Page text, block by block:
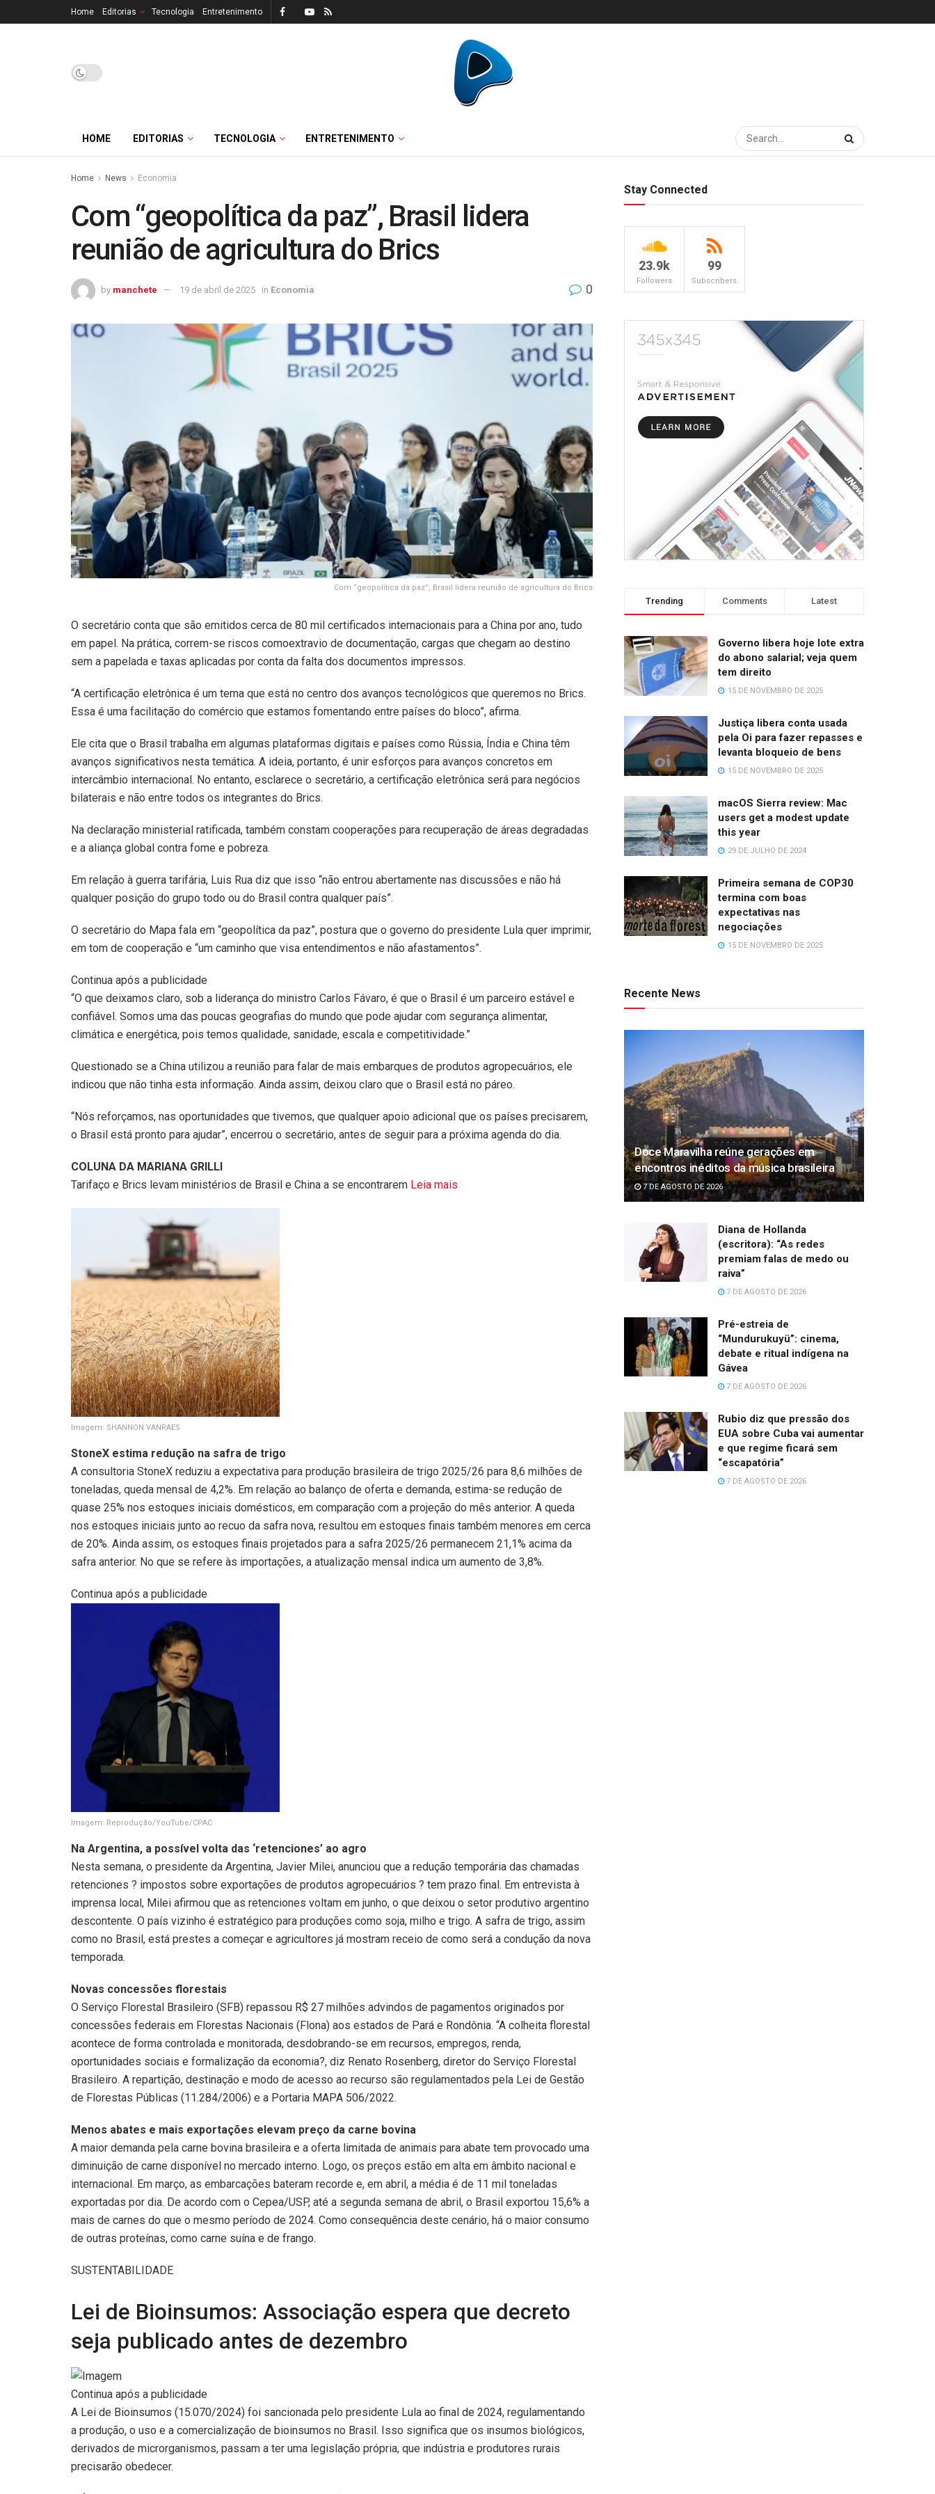
Home Editorias Tecnologia Entretenimento
HOME EDITORIAS TECNOLOGIA ENTRETENIMENTO
Home News Economia
Com “geopolítica da paz”, Brasil lidera
reunião de agricultura do Brics
by manchete 19 de abril de 2025 in Economia 0
Com “geopolítica da paz”, Brasil lidera reunião de agricultura do Brics
O secretário conta que são emitidos cerca de 80 mil certificados internacionais para a China por ano, tudo
em papel. Na prática, correm-se riscos comoextravio de documentação, cargas que chegam ao destino
sem a papelada e taxas aplicadas por conta da falta dos documentos impressos.
“A certificação eletrônica é um tema que está no centro dos avanços tecnológicos que queremos no Brics.
Essa é uma facilitação do comércio que estamos fomentando entre países do bloco”, afirma.
Ele cita que o Brasil trabalha em algumas plataformas digitais e países como Rússia, Índia e China têm
avanços significativos nesta temática. A ideia, portanto, é unir esforços para avanços concretos em
intercâmbio internacional. No entanto, esclarece o secretário, a certificação eletrônica será para negócios
bilaterais e não entre todos os integrantes do Brics.
Na declaração ministerial ratificada, também constam cooperações para recuperação de áreas degradadas
e a aliança global contra fome e pobreza.
Em relação à guerra tarifária, Luis Rua diz que isso “não entrou abertamente nas discussões e não há
qualquer posição do grupo todo ou do Brasil contra qualquer país”.
O secretário do Mapa fala em “geopolítica da paz”, postura que o governo do presidente Lula quer imprimir,
em tom de cooperação e “um caminho que visa entendimentos e não afastamentos”.
Continua após a publicidade
“O que deixamos claro, sob a liderança do ministro Carlos Fávaro, é que o Brasil é um parceiro estável e
confiável. Somos uma das poucas geografias do mundo que pode ajudar com segurança alimentar,
climática e energética, pois temos qualidade, sanidade, escala e competitividade.”
Questionado se a China utilizou a reunião para falar de mais embarques de produtos agropecuários, ele
indicou que não tinha esta informação. Ainda assim, deixou claro que o Brasil está no páreo.
“Nós reforçamos, nas oportunidades que tivemos, que qualquer apoio adicional que os países precisarem,
o Brasil está pronto para ajudar”, encerrou o secretário, antes de seguir para a próxima agenda do dia.
COLUNA DA MARIANA GRILLI
Tarifaço e Brics levam ministérios de Brasil e China a se encontrarem Leia mais
Imagem: SHANNON VANRAES
StoneX estima redução na safra de trigo
A consultoria StoneX reduziu a expectativa para produção brasileira de trigo 2025/26 para 8,6 milhões de
toneladas, queda mensal de 4,2%. Em relação ao balanço de oferta e demanda, estima-se redução de
quase 25% nos estoques iniciais domésticos, em comparação com a projeção do mês anterior. A queda
nos estoques iniciais junto ao recuo da safra nova, resultou em estoques finais também menores em cerca
de 20%. Ainda assim, os estoques finais projetados para a safra 2025/26 permanecem 21,1% acima da
safra anterior. No que se refere às importações, a atualização mensal indica um aumento de 3,8%.
Continua após a publicidade
Imagem: Reprodução/YouTube/CPAC
Na Argentina, a possível volta das ‘retenciones’ ao agro
Nesta semana, o presidente da Argentina, Javier Milei, anunciou que a redução temporária das chamadas
retenciones ? impostos sobre exportações de produtos agropecuários ? tem prazo final. Em entrevista à
imprensa local, Milei afirmou que as retenciones voltam em junho, o que deixou o setor produtivo argentino
descontente. O país vizinho é estratégico para produções como soja, milho e trigo. A safra de trigo, assim
como no Brasil, está prestes a começar e agricultores já mostram receio de como será a condução da nova
temporada.
Novas concessões florestais
O Serviço Florestal Brasileiro (SFB) repassou R$ 27 milhões advindos de pagamentos originados por
concessões federais em Florestas Nacionais (Flona) aos estados de Pará e Rondônia. “A colheita florestal
acontece de forma controlada e monitorada, desdobrando-se em recursos, empregos, renda,
oportunidades sociais e formalização da economia?, diz Renato Rosenberg, diretor do Serviço Florestal
Brasileiro. A repartição, destinação e modo de acesso ao recurso são regulamentados pela Lei de Gestão
de Florestas Públicas (11.284/2006) e a Portaria MAPA 506/2022.
Menos abates e mais exportações elevam preço da carne bovina
A maior demanda pela carne bovina brasileira e a oferta limitada de animais para abate tem provocado uma
diminuição de carne disponível no mercado interno. Logo, os preços estão em alta em âmbito nacional e
internacional. Em março, as embarcações bateram recorde e, em abril, a média é de 11 mil toneladas
exportadas por dia. De acordo com o Cepea/USP, até a segunda semana de abril, o Brasil exportou 15,6% a
mais de carnes do que o mesmo período de 2024. Como consequência deste cenário, há o maior consumo
de outras proteínas, como carne suína e de frango.
SUSTENTABILIDADE
Lei de Bioinsumos: Associação espera que decreto
seja publicado antes de dezembro
Continua após a publicidade
A Lei de Bioinsumos (15.070/2024) foi sancionada pelo presidente Lula ao final de 2024, regulamentando
a produção, o uso e a comercialização de bioinsumos no Brasil. Isso significa que os insumos biológicos,
derivados de microrganismos, passam a ter uma legislação própria, que indústria e produtores rurais
precisarão obedecer.
Stay Connected
23.9k
Followers
99
Subscribers
Trending Comments Latest
Governo libera hoje lote extra
do abono salarial; veja quem
tem direito
15 DE NOVEMBRO DE 2025
Justiça libera conta usada
pela Oi para fazer repasses e
levanta bloqueio de bens
15 DE NOVEMBRO DE 2025
macOS Sierra review: Mac
users get a modest update
this year
29 DE JULHO DE 2024
Primeira semana de COP30
termina com boas
expectativas nas
negociações
15 DE NOVEMBRO DE 2025
Recente News
Doce Maravilha reúne gerações em
encontros inéditos da música brasileira
7 DE AGOSTO DE 2026
Diana de Hollanda
(escritora): “As redes
premiam falas de medo ou
raiva”
7 DE AGOSTO DE 2026
Pré-estreia de
“Mundurukuyü”: cinema,
debate e ritual indígena na
Gávea
7 DE AGOSTO DE 2026
Rubio diz que pressão dos
EUA sobre Cuba vai aumentar
e que regime ficará sem
“escapatória”
7 DE AGOSTO DE 2026